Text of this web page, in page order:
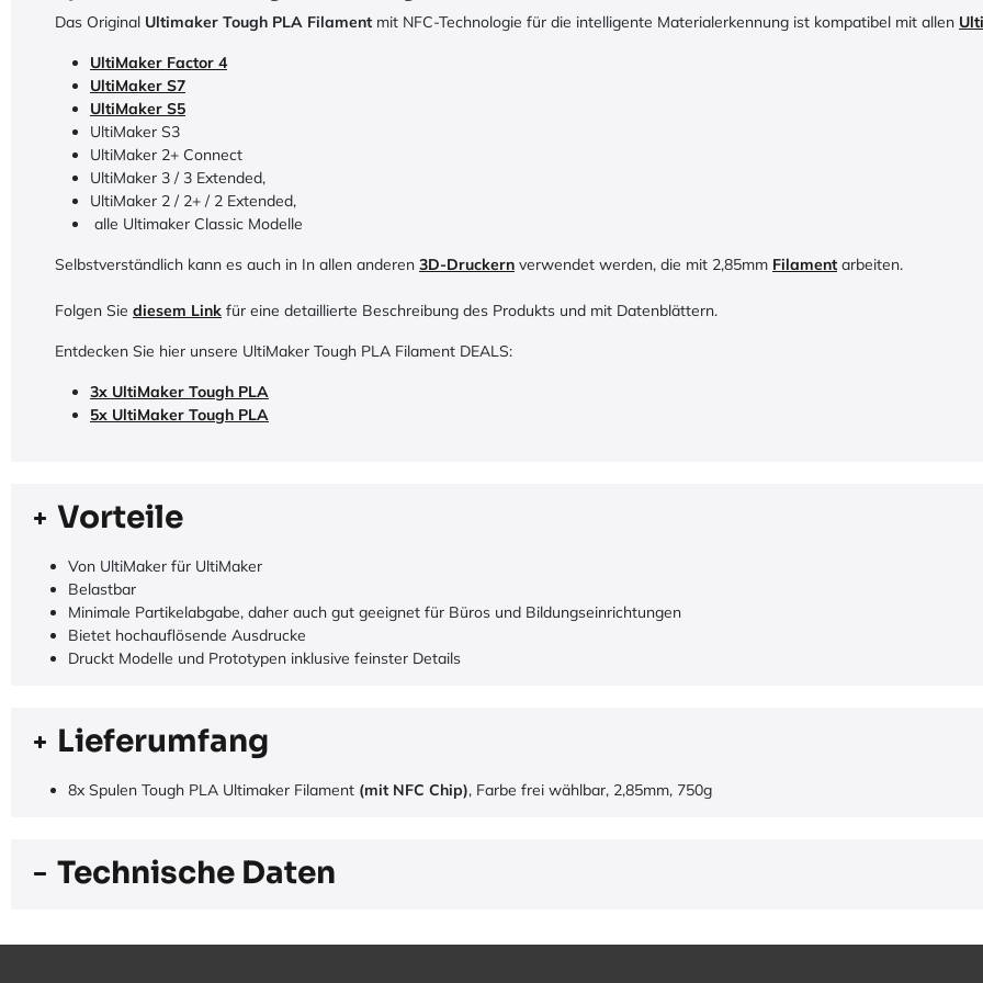
Das Original Ultimaker Tough PLA Filament mit NFC-Technologie für die intelligente Materialerkennung ist kompatibel mit allen
UltiMaker Factor 4
UltiMaker S7
UltiMaker S5
UltiMaker S3
UltiMaker 2+ Connect
UltiMaker 3 / 3 Extended,
UltiMaker 2 / 2+ / 2 Extended,
alle Ultimaker Classic Modelle
Selbstverständlich kann es auch in In allen anderen 3D-Druckern verwendet werden, die mit 2,85mm Filament arbeiten.
Folgen Sie diesem Link für eine detaillierte Beschreibung des Produkts und mit Datenblättern.
Entdecken Sie hier unsere UltiMaker Tough PLA Filament DEALS:
3x UltiMaker Tough PLA
5x UltiMaker Tough PLA
Vorteile
Von UltiMaker für UltiMaker
Belastbar
Minimale Partikelabgabe, daher auch gut geeignet für Büros und Bildungseinrichtungen
Bietet hochauflösende Ausdrucke
Druckt Modelle und Prototypen inklusive feinster Details
Lieferumfang
8x Spulen Tough PLA Ultimaker Filament (mit NFC Chip), Farbe frei wählbar, 2,85mm, 750g
Technische Daten